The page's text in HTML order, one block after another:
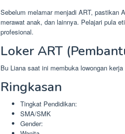
Sebelum melamar menjadi ART, pastikan
merawat anak, dan lainnya. Pelajari pula
profesional.
Loker ART
Bu Liana saat ini membuka lowongan
Ringkasan
Tingkat Pendidikan:
SMA/SMK
Gender: